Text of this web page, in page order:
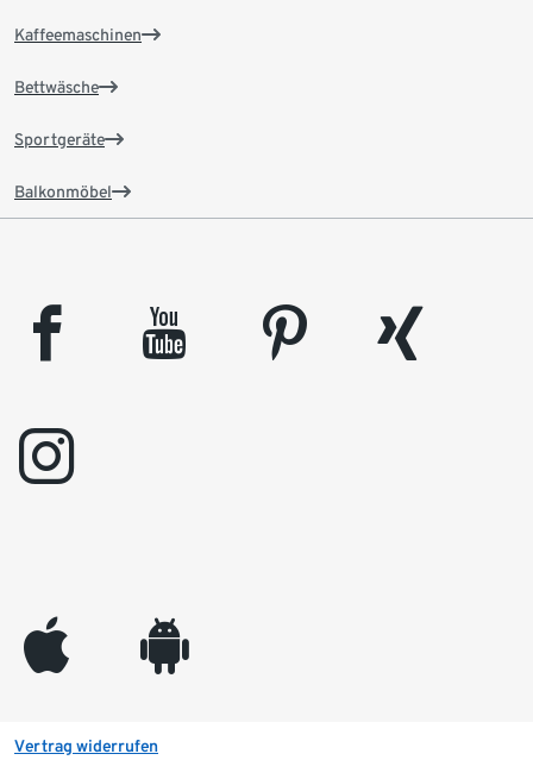
Kaffeemaschinen
Bettwäsche
Sportgeräte
Balkonmöbel
facebook youtube pinterest
xing
instagram
appleinc android
Vertrag widerrufen